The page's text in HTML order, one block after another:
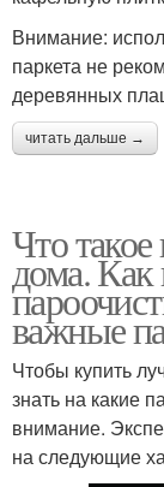
Внимание:
паркета не
деревянных
читать дальше →
Что
дома.
важные
Чтобы купить
знать на какие
внимание.
на следующие